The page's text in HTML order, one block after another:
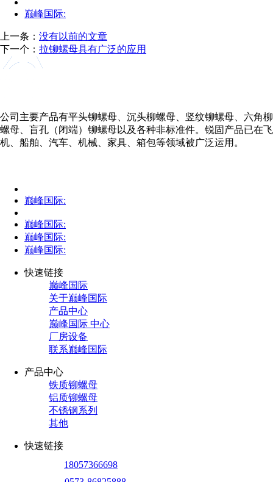
巅峰国际:
上一条： 没有以前的文章
下一个： 拉铆螺母具有广泛的应用
公司主要产品有平头铆螺母、沉头柳螺母、竖纹铆螺母、六角柳
螺母、盲孔（闭端）铆螺母以及各种非标准件。锐固产品已在飞
机、船舶、汽车、机械、家具、箱包等领域被广泛运用。
巅峰国际:
巅峰国际:
巅峰国际:
巅峰国际:
快速链接
巅峰国际
关于巅峰国际
产品中心
巅峰国际 中心
厂房设备
联系巅峰国际
产品中心
铁质铆螺母
铝质铆螺母
不锈钢系列
其他
快速链接
18057366698